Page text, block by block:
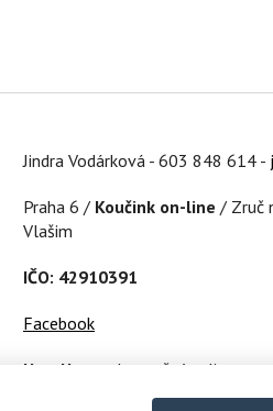
Jindra Vodárková - 603 848 614 -
Praha 6 / Koučink on-line / Zruč
Vlašim
IČO: 42910391
Facebook
HeroHero
– bezpečný online